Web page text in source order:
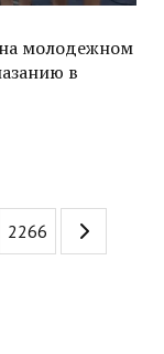
на молодежном
в
2266